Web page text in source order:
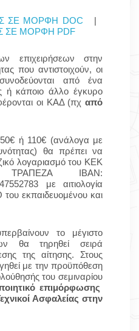
ΣΕ ΜΟΡΦΗ DOC
ΣΕ ΜΟΡΦΗ PDF
επιχειρήσεων στην
που αντιστοιχούν, οι
από ένα
ή κάποιο άλλο έγκυρο
οι ΚΑΔ (πχ από
ή 110€ (ανάλογα με
θα πρέπει να
λογαριασμό του ΚΕΚ
IBAN:
με αιτιολογία
εκπαιδευομένου και
το μέγιστο
θα τηρηθεί σειρά
της αίτησης. Στους
με την προϋπόθεση
του σεμιναρίου
επιμόρφωσης
Ασφαλείας στην